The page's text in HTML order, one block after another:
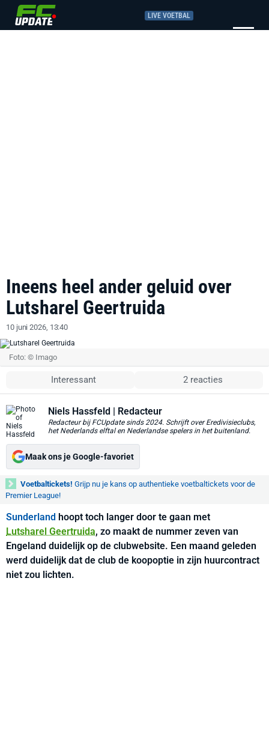
LIVE VOETBAL
Ineens heel ander geluid over
Lutsharel Geertruida
10 juni 2026, 13:40
Foto: © Imago
Interessant 2 reacties
Niels Hassfeld | Redacteur
Redacteur bij FCUpdate sinds 2024. Schrijft over Eredivisieclubs,
het Nederlands elftal en Nederlandse spelers in het buitenland.
Maak ons je Google-favoriet
Voetbaltickets! Grijp nu je kans op authentieke voetbaltickets voor de
Premier League!
Sunderland hoopt toch langer door te gaan met
Lutsharel Geertruida, zo maakt de nummer zeven van
Engeland duidelijk op de clubwebsite. Een maand geleden
werd duidelijk dat de club de koopoptie in zijn huurcontract
niet zou lichten.